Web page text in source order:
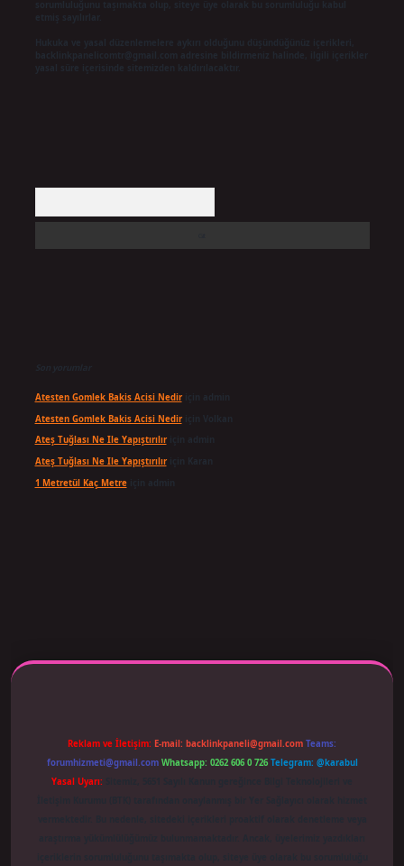
Hukuka ve yasal düzenlemelere aykırı olduğunu düşündüğünüz içerikleri,
Son yorumlar
Atesten Gomlek Bakis Acisi Nediriçin
Atesten Gomlek Bakis Acisi Nediriçin
Ateş Tuğlası Ne Ile Yapıştırılıriçin
Ateş Tuğlası Ne Ile Yapıştırılıriçin
1 Metretül Kaç Metreiçin
Reklam ve İletişim: E-mail: backlinkpaneli@gmail.com Teams:
forumhizmeti@gmail.com Whatsapp: 0262 606 0 726 Telegram: @karabul
Yasal Uyarı: